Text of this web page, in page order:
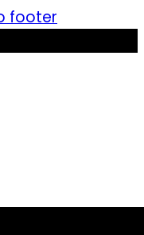
footer